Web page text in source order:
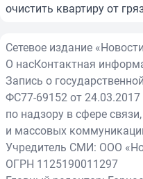
очистить квартиру от
Сетевое издание
О насКонтактная
Запись о
ФС77-69152 от
по надзору в сфере
и массовых
Учредитель СМИ: ООО
ОГРН 1125190011297